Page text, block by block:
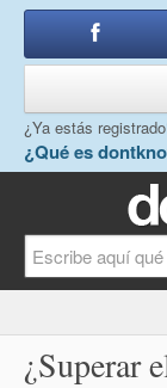
¿Qué es
¿Ya estás
¿Superar